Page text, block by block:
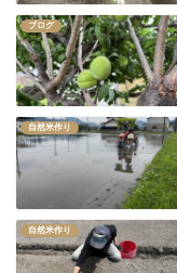
ブログ
自然米作り
自然米作り